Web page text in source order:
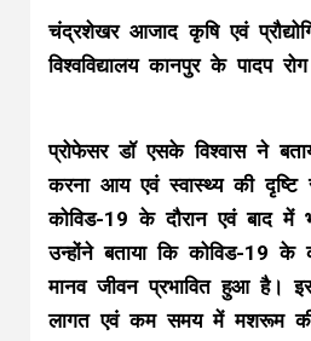
चंद्रशेखर आजाद कृषि एवं
विश्वविद्यालय कानपुर के पादप
प्रोफेसर डॉ एसके विश्वास ने
करना आय एवं स्वास्थ्य की दृष्टि
कोविड-19 के दौरान एवं बाद में
उन्होंने बताया कि कोविड-19 के
मानव जीवन प्रभावित हुआ है।
लागत एवं कम समय में मशरूम